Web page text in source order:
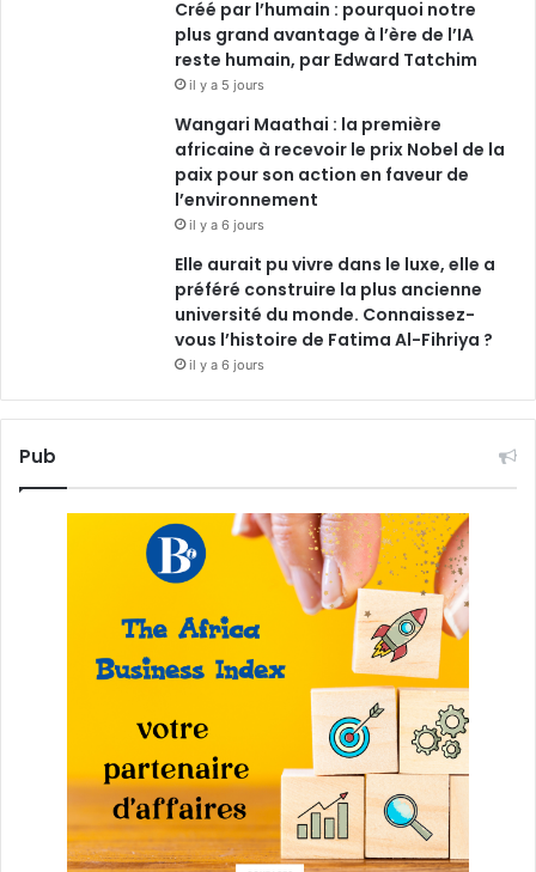
Créé par l’humain : pourquoi notre
plus grand avantage à l’ère de l’IA
reste humain, par Edward Tatchim
il y a 5 jours
Wangari Maathai : la première
africaine à recevoir le prix Nobel de la
paix pour son action en faveur de
l’environnement
il y a 6 jours
Elle aurait pu vivre dans le luxe, elle a
préféré construire la plus ancienne
université du monde. Connaissez-
vous l’histoire de Fatima Al-Fihriya ?
il y a 6 jours
Pub